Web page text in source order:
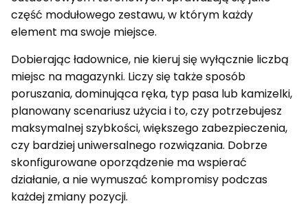
część modułowego zestawu, w którym każdy
element ma swoje miejsce.
Dobierając ładownice, nie kieruj się wyłącznie liczbą
miejsc na magazynki. Liczy się także sposób
poruszania, dominująca ręka, typ pasa lub kamizelki,
planowany scenariusz użycia i to, czy potrzebujesz
maksymalnej szybkości, większego zabezpieczenia,
czy bardziej uniwersalnego rozwiązania. Dobrze
skonfigurowane oporządzenie ma wspierać
działanie, a nie wymuszać kompromisy podczas
każdej zmiany pozycji.